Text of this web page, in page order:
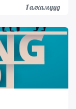
1алхамууд